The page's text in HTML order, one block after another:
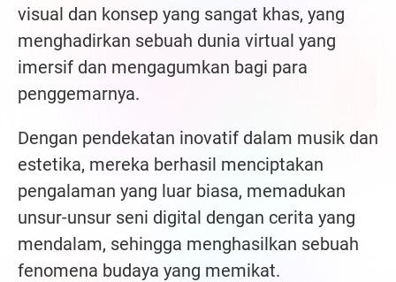
visual dan konsep yang sangat khas, yang
menghadirkan sebuah dunia virtual yang
imersif dan mengagumkan bagi para
penggemarnya.
Dengan pendekatan inovatif dalam musik dan
estetika, mereka berhasil menciptakan
pengalaman yang luar biasa, memadukan
unsur-unsur seni digital dengan cerita yang
mendalam, sehingga menghasilkan sebuah
fenomena budaya yang memikat.